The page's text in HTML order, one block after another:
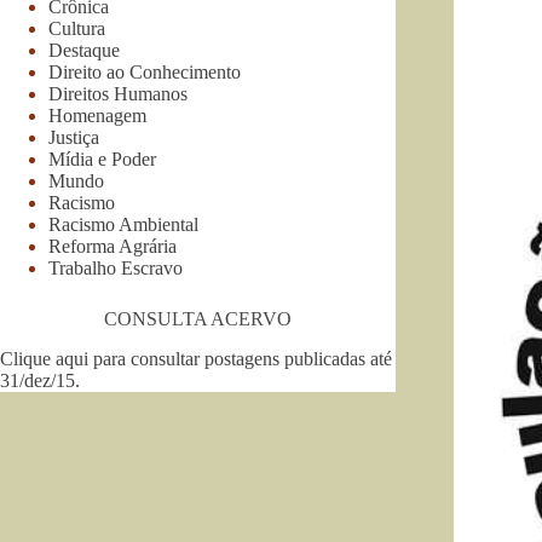
Crônica
Cultura
Destaque
Direito ao Conhecimento
Direitos Humanos
Homenagem
Justiça
Mídia e Poder
Mundo
Racismo
Racismo Ambiental
Reforma Agrária
Trabalho Escravo
CONSULTA ACERVO
Clique aqui para consultar postagens publicadas até
31/dez/15.